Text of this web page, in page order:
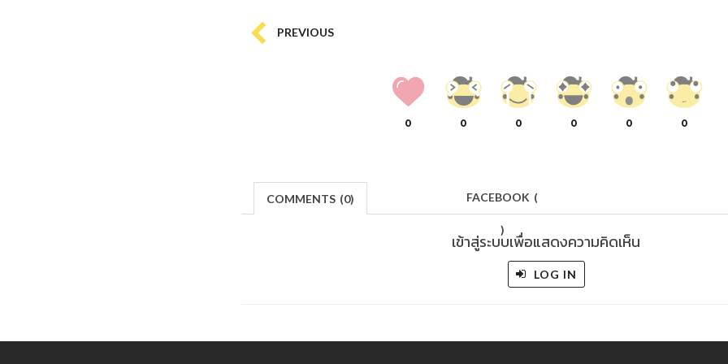
PREVIOUS
0 0 0 0 0 0
COMMENTS (0) FACEBOOK (
)
เข้าสู่ระบบเพื่อแสดงความคิดเห็น
LOG IN